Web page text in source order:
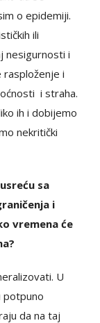
o epidemiji.
ili
nesigurnosti i
rasploženje i
i straha.
ih i dobijemo
nekritički
sa
i
vremena će
U
potpuno
da na taj